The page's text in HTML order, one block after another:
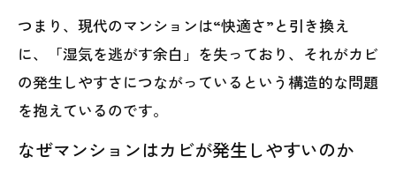
つまり、現代のマンションは“快適さ”と引き換え
に、「湿気を逃がす余白」を失っており、それがカビ
の発生しやすさにつながっているという構造的な問題
を抱えているのです。
なぜマンションはカビが発生しやすいのか